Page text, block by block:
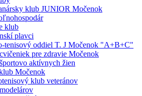
klub JUNIOR Močenok
klub
plavci
tenisový oddiel T. J Močenok "A+B+C"
pre zdravie Močenok
aktívnych žien
Močenok
klub veteránov